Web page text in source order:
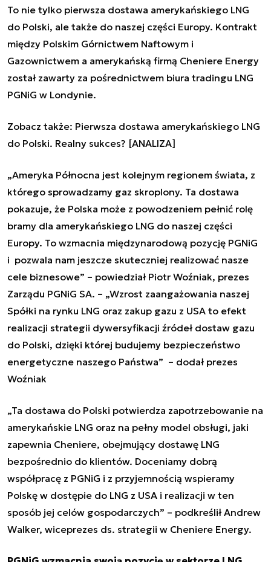
To nie tylko pierwsza dostawa amerykańskiego LNG
do Polski, ale także do naszej części Europy. Kontrakt
między Polskim Górnictwem Naftowym i
Gazownictwem a amerykańską firmą Cheniere Energy
został zawarty za pośrednictwem biura tradingu LNG
PGNiG w Londynie.
Zobacz także: Pierwsza dostawa amerykańskiego LNG
do Polski. Realny sukces? [ANALIZA]
„Ameryka Północna jest kolejnym regionem świata, z
którego sprowadzamy gaz skroplony. Ta dostawa
pokazuje, że Polska może z powodzeniem pełnić rolę
bramy dla amerykańskiego LNG do naszej części
Europy. To wzmacnia międzynarodową pozycję PGNiG
i pozwala nam jeszcze skuteczniej realizować nasze
cele biznesowe” – powiedział Piotr Woźniak, prezes
Zarządu PGNiG SA. – „Wzrost zaangażowania naszej
Spółki na rynku LNG oraz zakup gazu z USA to efekt
realizacji strategii dywersyfikacji źródeł dostaw gazu
do Polski, dzięki której budujemy bezpieczeństwo
energetyczne naszego Państwa” – dodał prezes
Woźniak
„Ta dostawa do Polski potwierdza zapotrzebowanie na
amerykańskie LNG oraz na pełny model obsługi, jaki
zapewnia Cheniere, obejmujący dostawę LNG
bezpośrednio do klientów. Doceniamy dobrą
współpracę z PGNiG i z przyjemnością wspieramy
Polskę w dostępie do LNG z USA i realizacji w ten
sposób jej celów gospodarczych” – podkreślił Andrew
Walker, wiceprezes ds. strategii w Cheniere Energy.